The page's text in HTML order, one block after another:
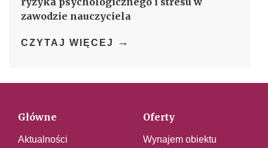
zawodzie nauczyciela
CZYTAJ WIĘCEJ →
Główne
Aktualności
Oferty
Wynajem obiektu